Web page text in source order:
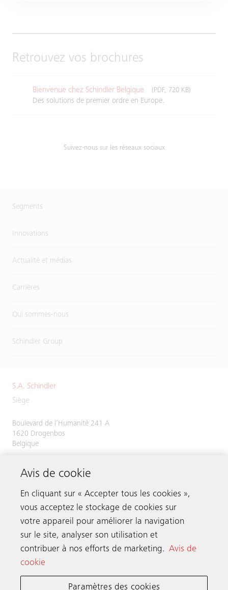
Retrouvez vos brochures
Bienvenue chez Schindler Belgique (PDF, 720 KB)
Des solutions de premier ordre en Europe.
Suivez-nous sur les réseaux sociaux
Segments
Innovations
Actualité et médias
Carrières
Qui sommes-nous
Schindler Group
S.A. Schindler
Siège
Boulevard de l’Humanité 241 A
1620 Drogenbos
Belgique
RPM : Bruxelles
BE 0416.481.673
Prenez contact
Schindler dans le monde
Avis de cookie
En cliquant sur « Accepter tous les cookies »,
vous acceptez le stockage de cookies sur
votre appareil pour améliorer la navigation
sur le site, analyser son utilisation et
contribuer à nos efforts de marketing. Avis de
cookie
Paramètres des cookies